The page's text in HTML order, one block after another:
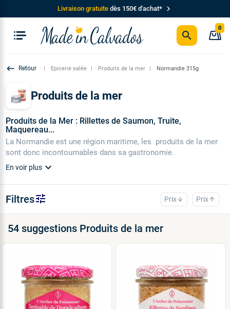
Livraison gratuitedès 150€ d'achat* chevron_right
search
0
keyboard_backspace Epicerie salée Produits de la mer Normandie 315g
Produits de la mer
Produits de la Mer : Rillettes de Saumon, Truite,
Maquereau...
La Normandie est une région maritime, les produits de la mer
sont donc incontournables dans sa gastronomie.
En voir plus expand_more
Filtrestune Prixarrow_downward Prixarrow_upward
54 suggestions Produits de la mer